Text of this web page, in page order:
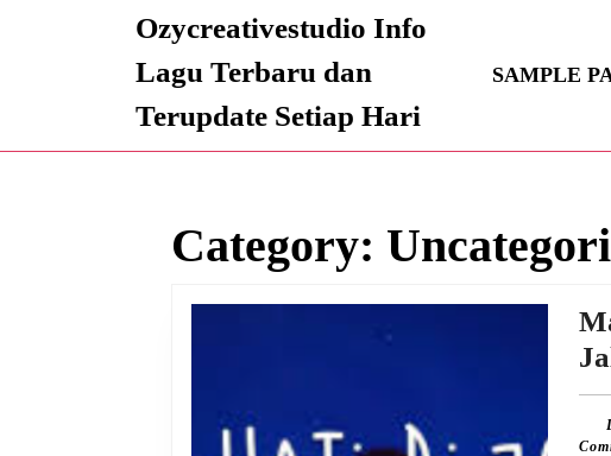
Ozycreativestudio Info
Lagu Terbaru dan
Terupdate Setiap Hari
SAMPLE
Category: